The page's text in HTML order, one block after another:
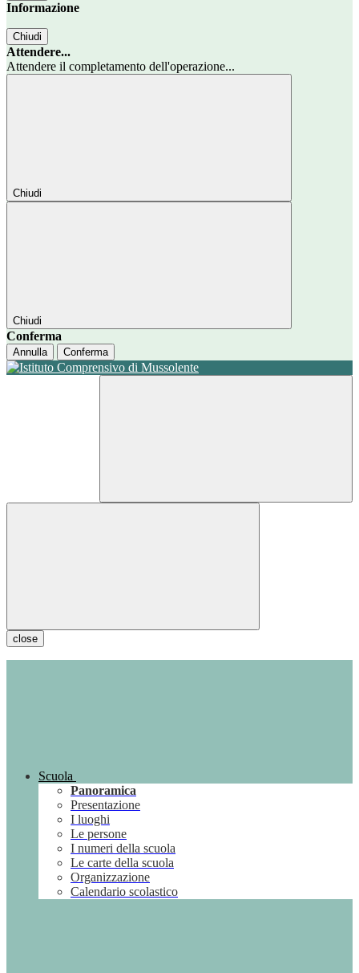
Informazione
Chiudi
Attendere...
Attendere il completamento dell'operazione...
Chiudi
Chiudi
Conferma
Annulla Conferma
close
Scuola
Panoramica
Presentazione
I luoghi
Le persone
I numeri della scuola
Le carte della scuola
Organizzazione
Calendario scolastico